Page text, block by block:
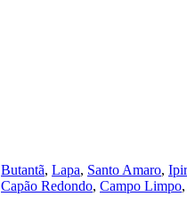
Butantã, Lapa, Santo Amaro,
Capão Redondo, Campo Limpo,